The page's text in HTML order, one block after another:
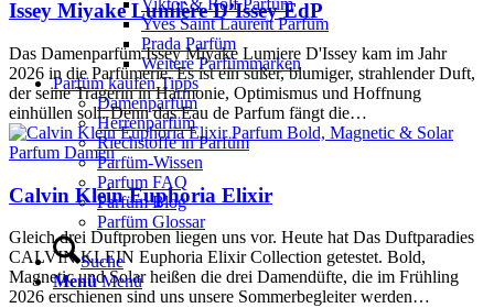
Viktor & Rolf Parfüm
Yves Saint Laurent Parfüm
Prada Parfüm
Weitere Parfümmarken
Parfüm kaufen Tipps
Damenparfüm
Herrenparfüm
Riechstoffe in Parfüm
Parfüm-Wissen
Parfum FAQ
Parfüm Blog
Parfüm Glossar
Suche
Menü Menü
Issey Miyake Lumière D’Issey EdP
Das Damenparfüm Issey Miyake Lumiere D'Issey kam im Jahr
2026 in die Parfümerie. Es ist ein süßer, blumiger, strahlender Duft,
der seine Trägerin in Harmonie, Optimismus und Hoffnung
einhüllen soll. Denn das Eau de Parfum fängt die…
Parfum Damen
Calvin Klein Euphoria Elixir
Gleich drei Duftproben liegen uns vor. Heute hat Das Duftparadies
CALVIN KLEIN Euphoria Elixir Collection getestet. Bold,
Magnetic und Solar heißen die drei Damendüfte, die im Frühling
2026 erschienen sind uns unsere Sommerbegleiter werden…